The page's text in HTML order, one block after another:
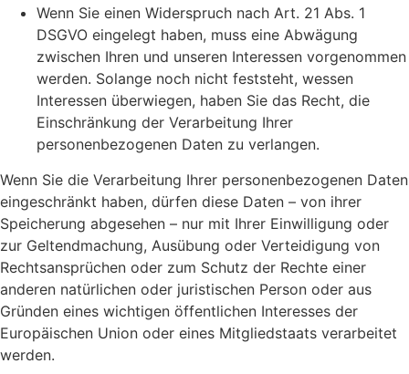
Wenn Sie einen Widerspruch nach Art. 21 Abs. 1
DSGVO eingelegt haben, muss eine Abwägung
zwischen Ihren und unseren Interessen vorgenommen
werden. Solange noch nicht feststeht, wessen
Interessen überwiegen, haben Sie das Recht, die
Einschränkung der Verarbeitung Ihrer
personenbezogenen Daten zu verlangen.
Wenn Sie die Verarbeitung Ihrer personenbezogenen Daten
eingeschränkt haben, dürfen diese Daten – von ihrer
Speicherung abgesehen – nur mit Ihrer Einwilligung oder
zur Geltendmachung, Ausübung oder Verteidigung von
Rechtsansprüchen oder zum Schutz der Rechte einer
anderen natürlichen oder juristischen Person oder aus
Gründen eines wichtigen öffentlichen Interesses der
Europäischen Union oder eines Mitgliedstaats verarbeitet
werden.